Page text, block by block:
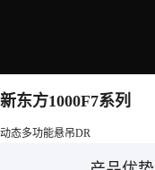
新东方1000F7系列
动态多功能悬吊DR